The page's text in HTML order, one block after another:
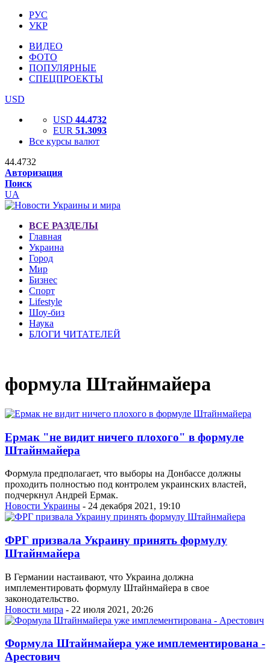
РУС
УКР
ВИДЕО
ФОТО
ПОПУЛЯРНЫЕ
СПЕЦПРОЕКТЫ
USD
USD 44.4732
EUR 51.3093
Все курсы валют
44.4732
Авторизация
Поиск
UA
ВСЕ РАЗДЕЛЫ
Главная
Украина
Город
Мир
Бизнес
Спорт
Lifestyle
Шоу-биз
Наука
БЛОГИ ЧИТАТЕЛЕЙ
формула Штайнмайера
Ермак "не видит ничего плохого" в формуле
Штайнмайера
Формула предполагает, что выборы на Донбассе должны
проходить полностью под контролем украинских властей,
подчеркнул Андрей Ермак.
Новости Украины - 24 декабря 2021, 19:10
ФРГ призвала Украину принять формулу
Штайнмайера
В Германии настаивают, что Украина должна
имплементировать формулу Штайнмайера в свое
законодательство.
Новости мира - 22 июля 2021, 20:26
Формула Штайнмайера уже имплементирована -
Арестович